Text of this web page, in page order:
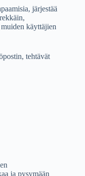
järjestää
käyttäjien
tehtävät
ja pysymään